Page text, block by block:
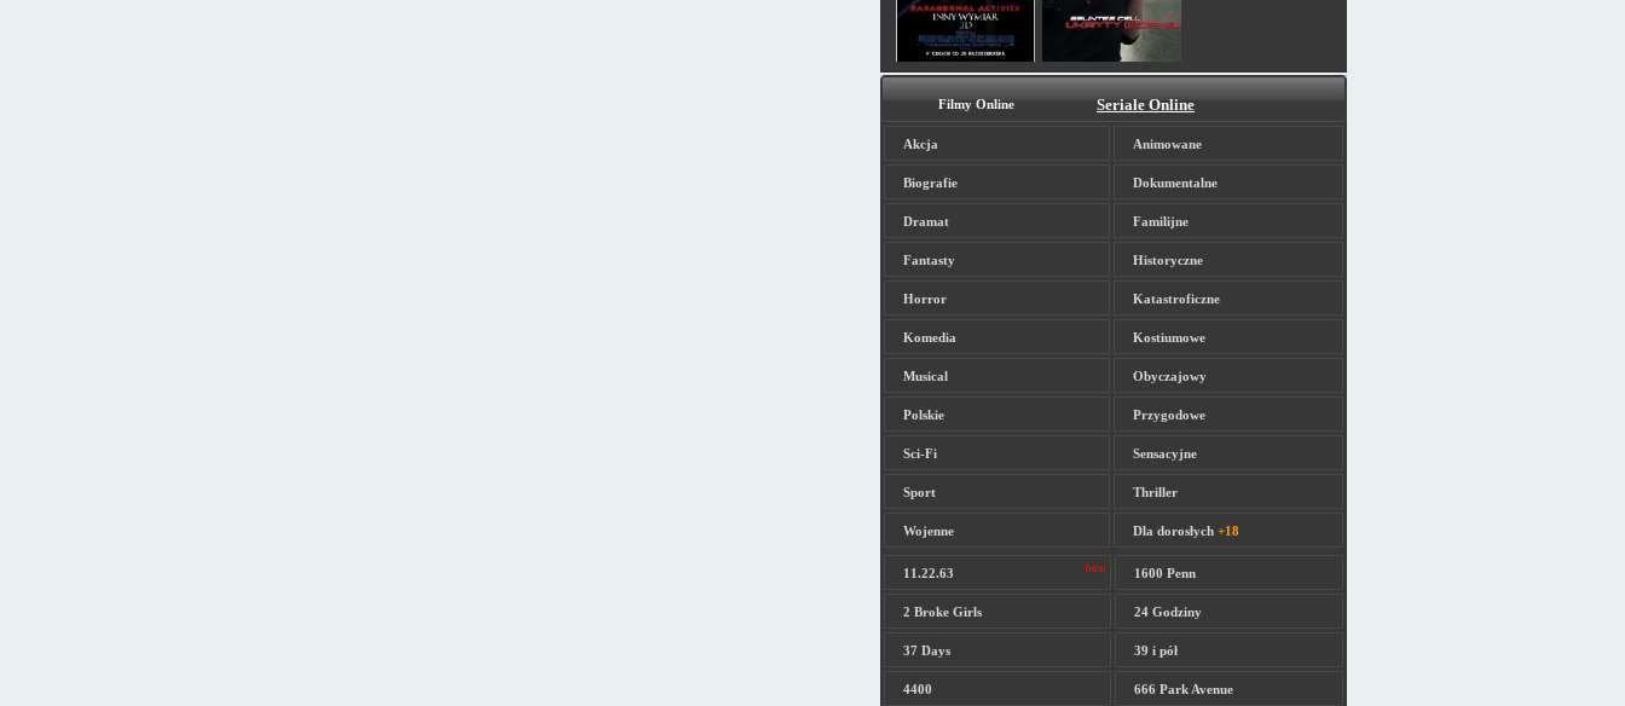
Filmy Online Seriale Online
Akcja Animowane
Biografie Dokumentalne
Dramat Familijne
Fantasty Historyczne
Horror Katastroficzne
Komedia Kostiumowe
Musical Obyczajowy
Polskie Przygodowe
Sci-Fi Sensacyjne
Sport Thriller
Wojenne Dla dorosłych +18
11.22.63 1600 Penn
2 Broke Girls 24 Godziny
37 Days 39 i pół
4400 666 Park Avenue